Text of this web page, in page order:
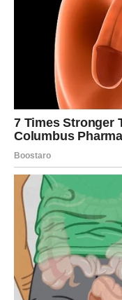
SUDBINA
KAKAV STE
Sve kroz šta ste
Svaka prepreka,
tokom kojeg ste
pripremali su vas za
A ono što dolazi
sigurnosti i sreće
Zvijezde vam